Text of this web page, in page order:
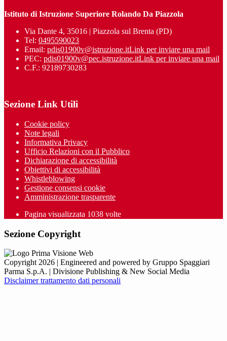
Istituto di Istruzione Superiore Rolando Da Piazzola
Via Dante 4, 35016 | Piazzola sul Brenta (PD)
Tel: 0495590023
Email: pdis01900v@istruzione.itLink per inviare una mail
PEC: pdis01900v@pec.istruzione.itLink per inviare una mail
C.F.: 92189730283
Sezione Link Utili
Cookie policy
Note legali
Informativa Privacy
Ufficio Relazioni con il Pubblico
Dichiarazione di accessibilità
Obiettivi di accessibilità
Whistleblowing
Gestione consensi cookie
Amministrazione trasparente
Pagina visualizzata 1038 volte
Sezione Copyright
Copyright 2026 | Engineered and powered by Gruppo Spaggiari
Parma S.p.A. | Divisione Publishing & New Social Media
Disclaimer trattamento dati personali